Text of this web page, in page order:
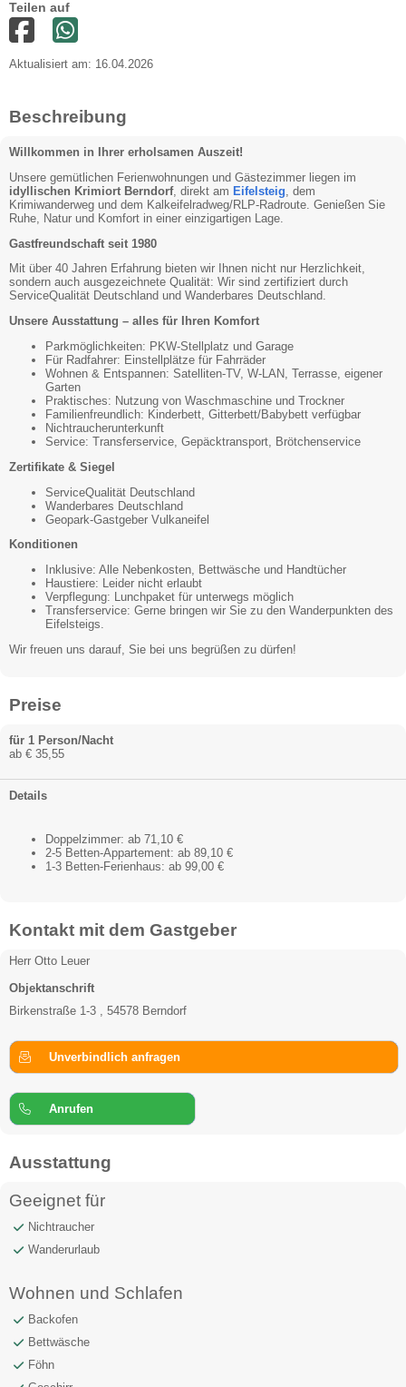
Teilen auf
Aktualisiert am: 16.04.2026
Beschreibung
Willkommen in Ihrer erholsamen Auszeit!
Unsere gemütlichen Ferienwohnungen und Gästezimmer liegen im
idyllischen Krimiort Berndorf, direkt am Eifelsteig , dem
Krimiwanderweg und dem Kalkeifelradweg/RLP-Radroute. Genießen Sie
Ruhe, Natur und Komfort in einer einzigartigen Lage.
Gastfreundschaft seit 1980
Mit über 40 Jahren Erfahrung bieten wir Ihnen nicht nur Herzlichkeit,
sondern auch ausgezeichnete Qualität: Wir sind zertifiziert durch
ServiceQualität Deutschland und Wanderbares Deutschland.
Unsere Ausstattung – alles für Ihren Komfort
Parkmöglichkeiten: PKW-Stellplatz und Garage
Für Radfahrer: Einstellplätze für Fahrräder
Wohnen & Entspannen: Satelliten-TV, W-LAN, Terrasse, eigener
Garten
Praktisches: Nutzung von Waschmaschine und Trockner
Familienfreundlich: Kinderbett, Gitterbett/Babybett verfügbar
Nichtraucherunterkunft
Service: Transferservice, Gepäcktransport, Brötchenservice
Zertifikate & Siegel
ServiceQualität Deutschland
Wanderbares Deutschland
Geopark-Gastgeber Vulkaneifel
Konditionen
Inklusive: Alle Nebenkosten, Bettwäsche und Handtücher
Haustiere: Leider nicht erlaubt
Verpflegung: Lunchpaket für unterwegs möglich
Transferservice: Gerne bringen wir Sie zu den Wanderpunkten des
Eifelsteigs.
Wir freuen uns darauf, Sie bei uns begrüßen zu dürfen!
Preise
für 1 Person/Nacht
ab € 35,55
Details
Doppelzimmer: ab 71,10 €
2-5 Betten-Appartement: ab 89,10 €
1-3 Betten-Ferienhaus: ab 99,00 €
Kontakt mit dem Gastgeber
Herr Otto Leuer
Objektanschrift
Birkenstraße 1-3 , 54578 Berndorf
Unverbindlich anfragen
Anrufen
Ausstattung
Geeignet für
Nichtraucher
Wanderurlaub
Wohnen und Schlafen
Backofen
Bettwäsche
Föhn